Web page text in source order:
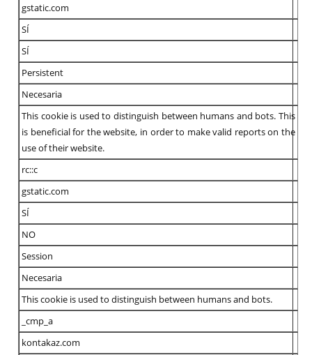
gstatic.com
SÍ
SÍ
Persistent
Necesaria
This cookie is used to distinguish between humans and bots. This
is beneficial for the website, in order to make valid reports on the
use of their website.
rc::c
gstatic.com
SÍ
NO
Session
Necesaria
This cookie is used to distinguish between humans and bots.
_cmp_a
kontakaz.com